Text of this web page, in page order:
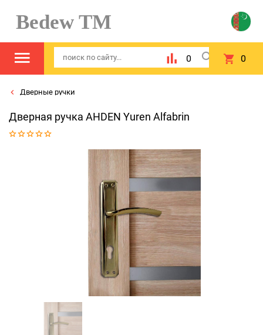
Bedew TM
0 0
Дверные ручки
Дверная ручка AHDEN Yuren Alfabrin